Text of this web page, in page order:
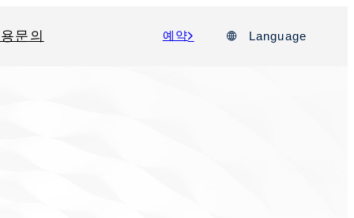
문의 예약 Language